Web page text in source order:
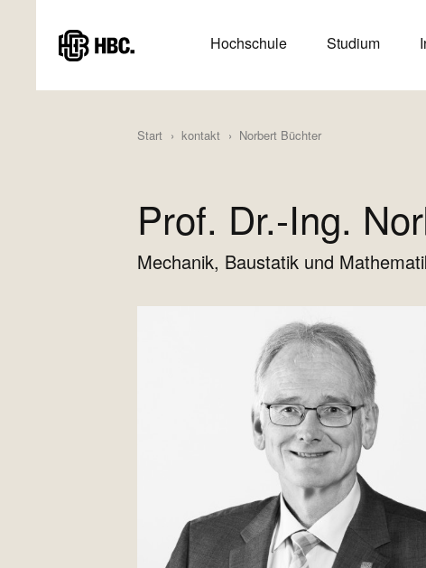
HAUPTMENÜ
Hochschule Studium
Start kontakt Norbert Büchter
Prof. Dr.-Ing.
Mechanik, Baustatik und